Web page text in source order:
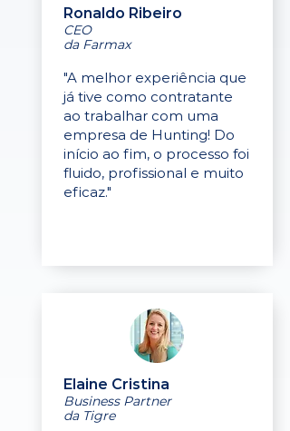
Ronaldo Ribeiro
CEO
da Farmax
"A melhor experiência que
já tive como contratante
ao trabalhar com uma
empresa de Hunting! Do
início ao fim, o processo foi
fluido, profissional e muito
eficaz."
Elaine Cristina
Business Partner
da Tigre